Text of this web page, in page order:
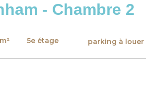
- Chambre 2
5e étage parking à louer